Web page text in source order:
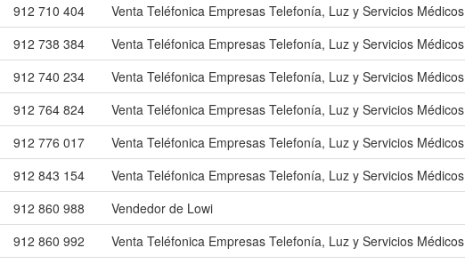
912 710 404
Venta Teléfonica Empresas Telefonía, Luz y Servicios Médicos
912 738 384
Venta Teléfonica Empresas Telefonía, Luz y Servicios Médicos
912 740 234
Venta Teléfonica Empresas Telefonía, Luz y Servicios Médicos
912 764 824
Venta Teléfonica Empresas Telefonía, Luz y Servicios Médicos
912 776 017
Venta Teléfonica Empresas Telefonía, Luz y Servicios Médicos
912 843 154
Venta Teléfonica Empresas Telefonía, Luz y Servicios Médicos
912 860 988
Vendedor de Lowi
912 860 992
Venta Teléfonica Empresas Telefonía, Luz y Servicios Médicos